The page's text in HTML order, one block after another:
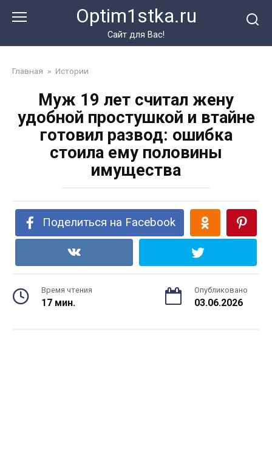
Optim1stka.ru
Сайт для Вас!
Главная » Истории
Муж 19 лет считал жену
удобной простушкой и втайне
готовил развод: ошибка
стоила ему половины
имущества
Поделиться на Facebook
Время чтения
17 мин.
Опубликовано
03.06.2026